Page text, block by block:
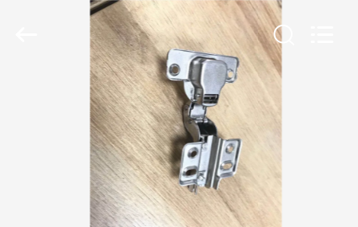
PRODUCTEN
VIDEO'S